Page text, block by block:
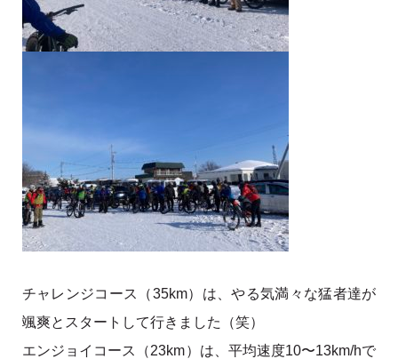
チャレンジコース（35km）は、やる気満々な猛者達が
颯爽とスタートして行きました（笑）
エンジョイコース（23km）は、平均速度10〜13km/hで